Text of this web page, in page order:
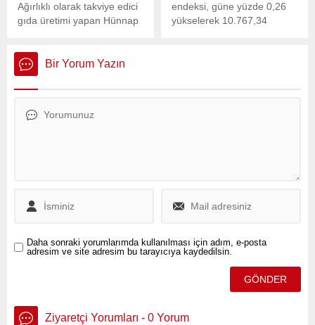
Ağırlıklı olarak takviye edici
gıda üretimi yapan Hünnap
önce iş insanı Abdullah Sarı
tarafından temeli atılan
şirket konkordato talebinde
endeksi, güne yüzde 0,26
yükselerek 10.767,34
Bir Yorum Yazın
Daha sonraki yorumlarımda kullanılması için adım, e-posta
adresim ve site adresim bu tarayıcıya kaydedilsin.
Ziyaretçi Yorumları - 0 Yorum